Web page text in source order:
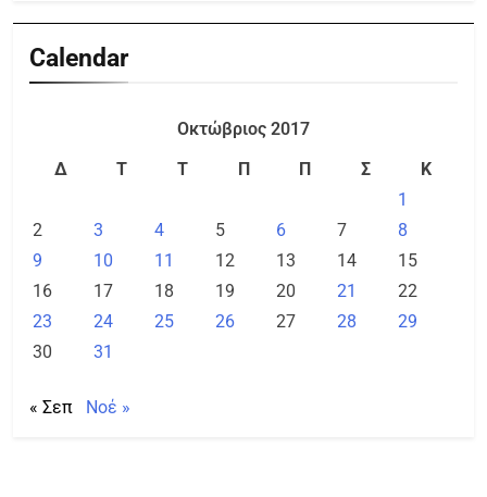
Calendar
Οκτώβριος 2017
Δ
Τ Τ Π Π Σ
Κ
1
2
3 4 5 6 7
8
9
10 11 12 13 14
15
16
17 18 19 20 21
22
23
24 25 26 27 28
29
30
31
« Σεπ Νοέ »